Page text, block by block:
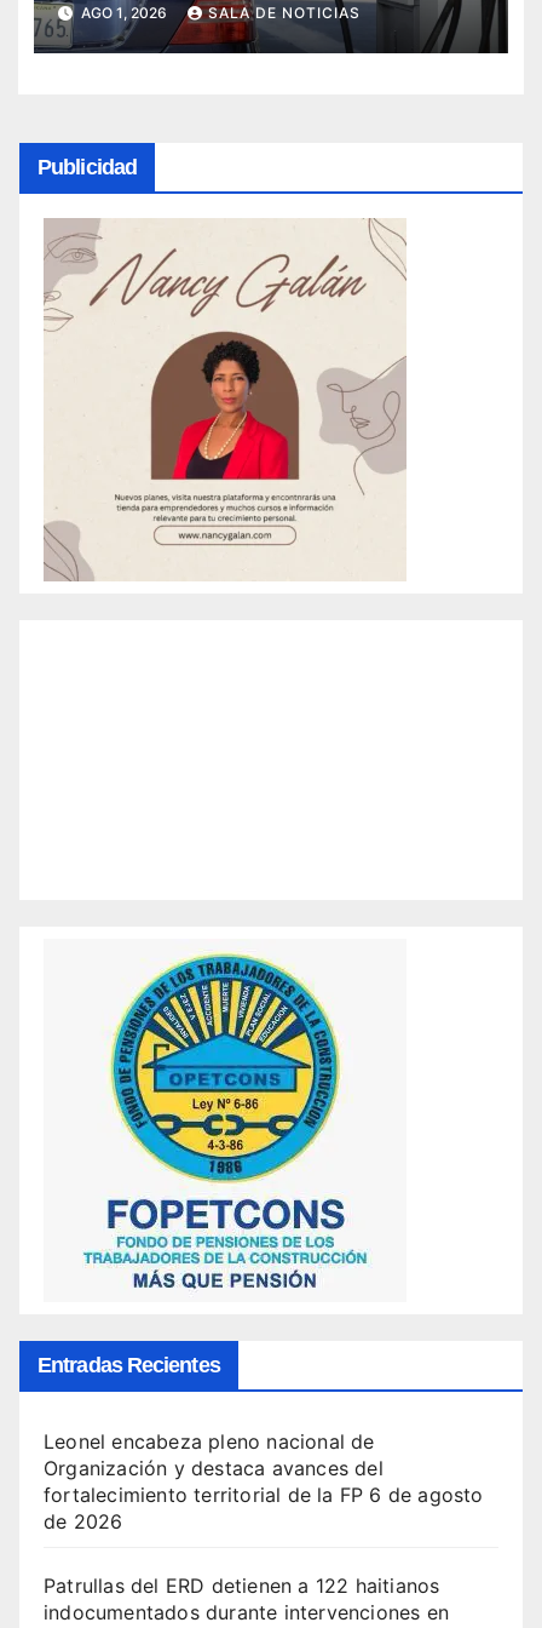
AGO 1, 2026 SALA DE NOTICIAS
Publicidad
Entradas Recientes
Leonel encabeza pleno nacional de
Organización y destaca avances del
fortalecimiento territorial de la FP 6 de agosto
de 2026
Patrullas del ERD detienen a 122 haitianos
indocumentados durante intervenciones en